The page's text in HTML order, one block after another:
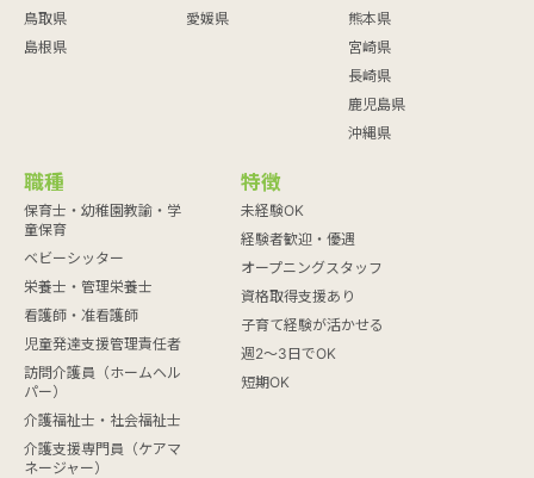
鳥取県
島根県
愛媛県
熊本県
宮崎県
長崎県
鹿児島県
沖縄県
職種
保育士・幼稚園教諭・学
童保育
ベビーシッター
栄養士・管理栄養士
看護師・准看護師
児童発達支援管理責任者
訪問介護員（ホームヘル
パー）
介護福祉士・社会福祉士
介護支援専門員（ケアマ
ネージャー）
特徴
未経験OK
経験者歓迎・優遇
オープニングスタッフ
資格取得支援あり
子育て経験が活かせる
週2～3日でOK
短期OK